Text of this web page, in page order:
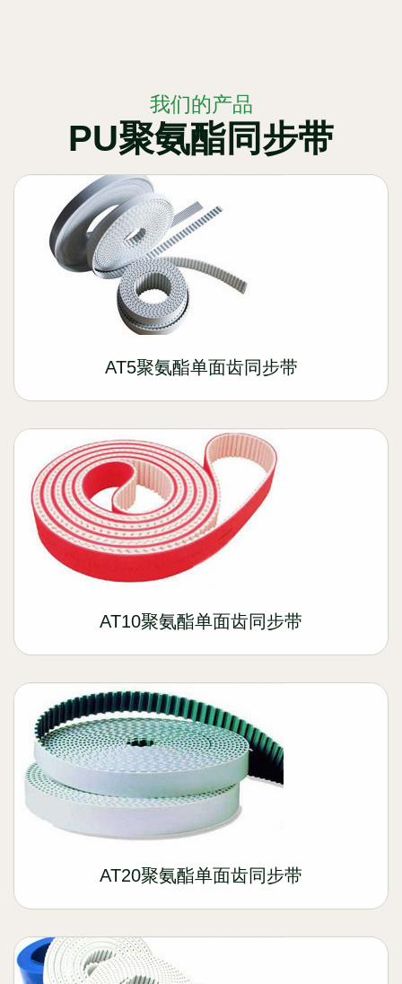
我们的产品
PU聚氨酯同步带
AT5聚氨酯单面齿同步带
AT10聚氨酯单面齿同步带
AT20聚氨酯单面齿同步带